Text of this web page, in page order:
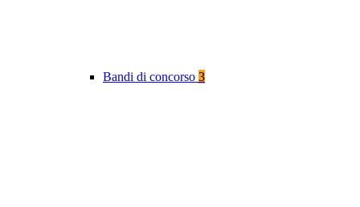
Bandi di concorso 3